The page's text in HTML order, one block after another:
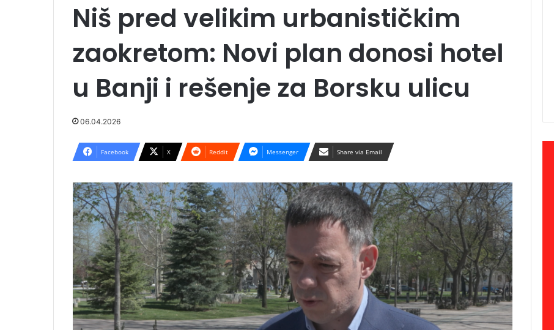
Niš pred velikim urbanističkim
zaokretom: Novi plan donosi hotel
u Banji i rešenje za Borsku ulicu
06.04.2026
Facebook X Reddit Messenger Share via Email